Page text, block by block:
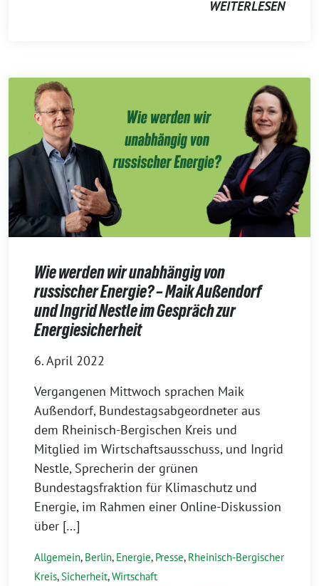
WEITERLESEN
Wie werden wir unabhängig von
russischer Energie? – Maik Außendorf
und Ingrid Nestle im Gespräch zur
Energiesicherheit
6. April 2022
Vergangenen Mittwoch sprachen Maik
Außendorf, Bundestagsabgeordneter aus
dem Rheinisch-Bergischen Kreis und
Mitglied im Wirtschaftsausschuss, und Ingrid
Nestle, Sprecherin der grünen
Bundestagsfraktion für Klimaschutz und
Energie, im Rahmen einer Online-Diskussion
über […]
Allgemein, Berlin, Energie, Presse, Rheinisch-Bergischer
Kreis,Sicherheit,Wirtschaft